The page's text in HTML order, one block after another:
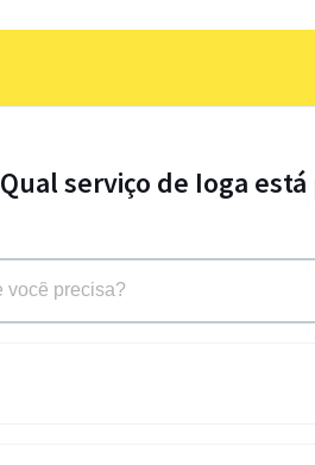
Qual serviço de Ioga